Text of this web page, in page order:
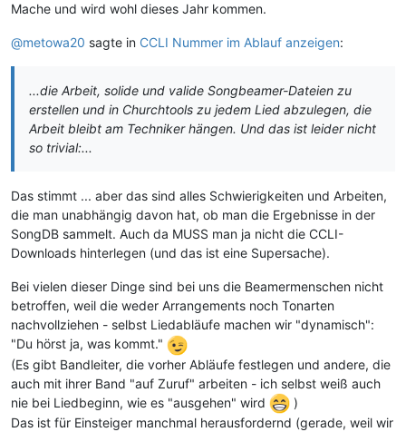
Mache und wird wohl dieses Jahr kommen.
@metowa20 sagte in CCLI Nummer im Ablauf anzeigen:
...die Arbeit, solide und valide Songbeamer-Dateien zu
erstellen und in Churchtools zu jedem Lied abzulegen, die
Arbeit bleibt am Techniker hängen. Und das ist leider nicht
so trivial:...
Das stimmt ... aber das sind alles Schwierigkeiten und Arbeiten,
die man unabhängig davon hat, ob man die Ergebnisse in der
SongDB sammelt. Auch da MUSS man ja nicht die CCLI-
Downloads hinterlegen (und das ist eine Supersache).
Bei vielen dieser Dinge sind bei uns die Beamermenschen nicht
betroffen, weil die weder Arrangements noch Tonarten
nachvollziehen - selbst Liedabläufe machen wir "dynamisch":
"Du hörst ja, was kommt."
(Es gibt Bandleiter, die vorher Abläufe festlegen und andere, die
auch mit ihrer Band "auf Zuruf" arbeiten - ich selbst weiß auch
nie bei Liedbeginn, wie es "ausgehen" wird
)
Das ist für Einsteiger manchmal herausfordernd (gerade, weil wir